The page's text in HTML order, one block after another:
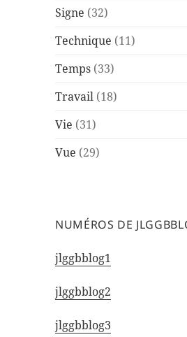
Signe (32)
Technique (11)
Temps (33)
Travail (18)
Vie (31)
Vue (29)
NUMÉROS DE
jlggbblog1
jlggbblog2
jlggbblog3